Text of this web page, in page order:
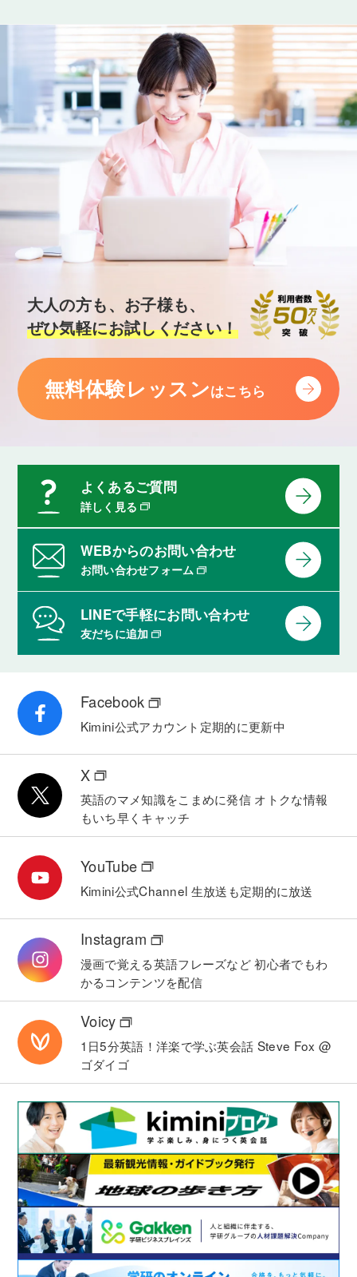
大人の方も、お子様も、
ぜひ気軽にお試しください！
無料体験レッスンはこちら
よくあるご質問
詳しく見る
WEBからのお問い合わせ
お問い合わせフォーム
LINEで手軽にお問い合わせ
友だちに追加
Facebook
Kimini公式アカウント 定期的に更新中
X
英語のマメ知識をこまめに発信 オトクな情報
もいち早くキャッチ
YouTube
Kimini公式Channel 生放送も定期的に放送
Instagram
漫画で覚える英語フレーズなど初心者でもわ
かるコンテンツを配信
Voicy
1日5分英語！洋楽で学ぶ英会話 Steve Fox @
ゴダイゴ